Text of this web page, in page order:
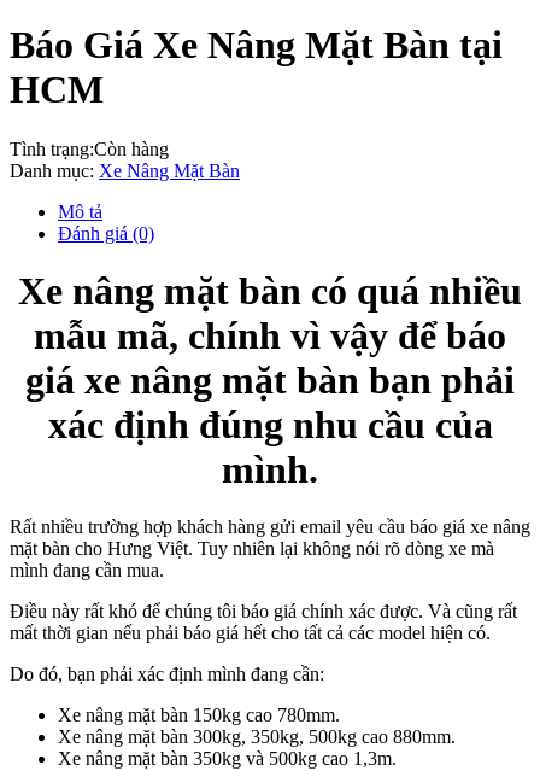
Báo Giá Xe Nâng Mặt Bàn tại
HCM
Tình trạng:Còn hàng
Danh mục: Xe Nâng Mặt Bàn
Mô tả
Đánh giá (0)
Xe nâng mặt bàn có quá nhiều
mẫu mã, chính vì vậy để báo
giá xe nâng mặt bàn bạn phải
xác định đúng nhu cầu của
mình.
Rất nhiều trường hợp khách hàng gửi email yêu cầu báo giá xe nâng
mặt bàn cho Hưng Việt. Tuy nhiên lại không nói rõ dòng xe mà
mình đang cần mua.
Điều này rất khó để chúng tôi báo giá chính xác được. Và cũng rất
mất thời gian nếu phải báo giá hết cho tất cả các model hiện có.
Do đó, bạn phải xác định mình đang cần:
Xe nâng mặt bàn 150kg cao 780mm.
Xe nâng mặt bàn 300kg, 350kg, 500kg cao 880mm.
Xe nâng mặt bàn 350kg và 500kg cao 1,3m.